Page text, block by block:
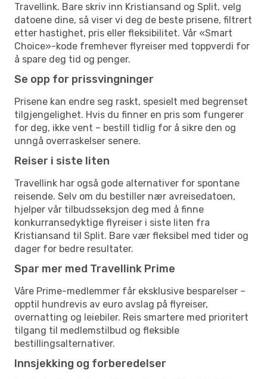
Travellink. Bare skriv inn Kristiansand og Split, velg
datoene dine, så viser vi deg de beste prisene, filtrert
etter hastighet, pris eller fleksibilitet. Vår «Smart
Choice»-kode fremhever flyreiser med toppverdi for
å spare deg tid og penger.
Se opp for prissvingninger
Prisene kan endre seg raskt, spesielt med begrenset
tilgjengelighet. Hvis du finner en pris som fungerer
for deg, ikke vent – bestill tidlig for å sikre den og
unngå overraskelser senere.
Reiser i siste liten
Travellink har også gode alternativer for spontane
reisende. Selv om du bestiller nær avreisedatoen,
hjelper vår tilbudsseksjon deg med å finne
konkurransedyktige flyreiser i siste liten fra
Kristiansand til Split. Bare vær fleksibel med tider og
dager for bedre resultater.
Spar mer med Travellink Prime
Våre Prime-medlemmer får eksklusive besparelser –
opptil hundrevis av euro avslag på flyreiser,
overnatting og leiebiler. Reis smartere med prioritert
tilgang til medlemstilbud og fleksible
bestillingsalternativer.
Innsjekking og forberedelser